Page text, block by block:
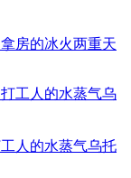
房的冰火两重天
人的水蒸气乌托